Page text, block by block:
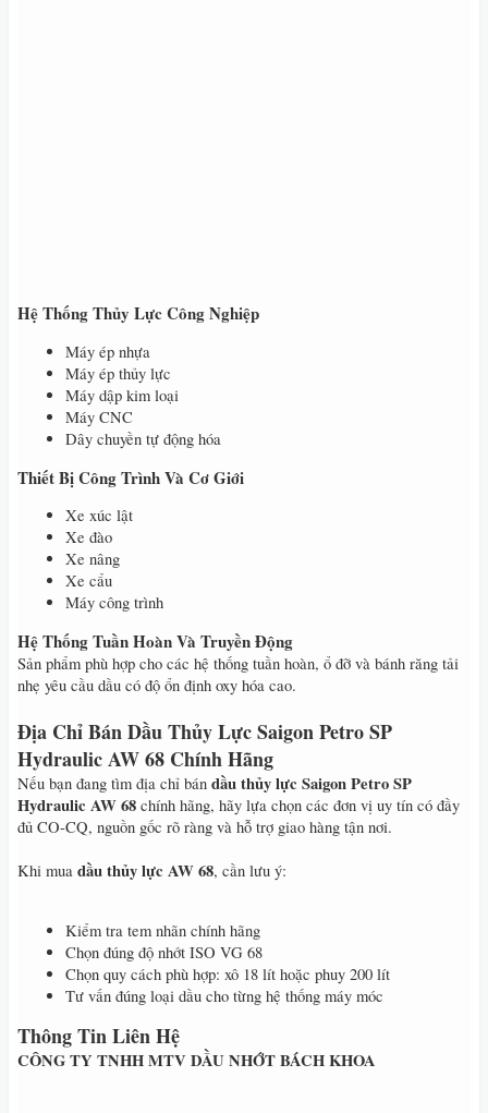
Hệ Thống Thủy Lực Công Nghiệp
Máy ép nhựa
Máy ép thủy lực
Máy dập kim loại
Máy CNC
Dây chuyền tự động hóa
Thiết Bị Công Trình Và Cơ Giới
Xe xúc lật
Xe đào
Xe nâng
Xe cẩu
Máy công trình
Hệ Thống Tuần Hoàn Và Truyền Động
Sản phẩm phù hợp cho các hệ thống tuần hoàn, ổ đỡ và bánh răng tải
nhẹ yêu cầu dầu có độ ổn định oxy hóa cao.
Địa Chỉ Bán Dầu Thủy Lực Saigon Petro SP
Hydraulic AW 68 Chính Hãng
Nếu bạn đang tìm địa chỉ bán dầu thủy lực Saigon Petro SP
Hydraulic AW 68 chính hãng, hãy lựa chọn các đơn vị uy tín có đầy
đủ CO-CQ, nguồn gốc rõ ràng và hỗ trợ giao hàng tận nơi.
Khi mua dầu thủy lực AW 68, cần lưu ý:
Kiểm tra tem nhãn chính hãng
Chọn đúng độ nhớt ISO VG 68
Chọn quy cách phù hợp: xô 18 lít hoặc phuy 200 lít
Tư vấn đúng loại dầu cho từng hệ thống máy móc
Thông Tin Liên Hệ
CÔNG TY TNHH MTV DẦU NHỚT BÁCH KHOA